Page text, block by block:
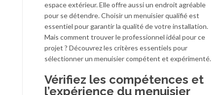
espace extérieur. Elle offre aussi un endroit agréable
pour se détendre. Choisir un menuisier qualifié est
essentiel pour garantir la qualité de votre installation.
Mais comment trouver le professionnel idéal pour ce
projet ? Découvrez les critères essentiels pour
sélectionner un menuisier compétent et expérimenté.
Vérifiez les compétences et
l’expérience du menuisier